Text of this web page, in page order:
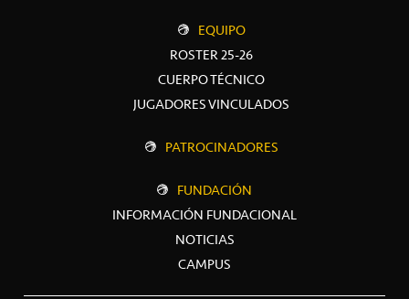
EQUIPO
ROSTER 25-26
CUERPO TÉCNICO
JUGADORES VINCULADOS
PATROCINADORES
FUNDACIÓN
INFORMACIÓN FUNDACIONAL
NOTICIAS
CAMPUS